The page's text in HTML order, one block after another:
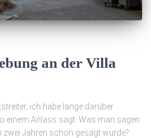
an der Villa
ich habe lange darüber
einem Anlass sagt. Was man sagen
zwei Jahren schon gesagt wurde?